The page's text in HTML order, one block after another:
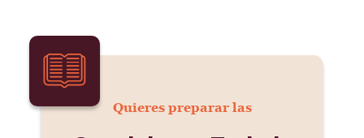
Quieres preparar las